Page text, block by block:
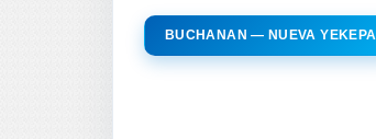
BUCHANAN — NUEVA YEKEPA